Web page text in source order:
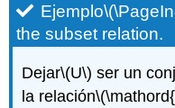
Ejemplo
the subset relation.
Dejar\(U\) ser un
la relación